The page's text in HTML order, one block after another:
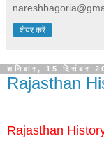
शेयर करें
शनिवार, 15 दिसंबर
Rajasthan
Rajasthan